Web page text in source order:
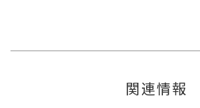
関連情報